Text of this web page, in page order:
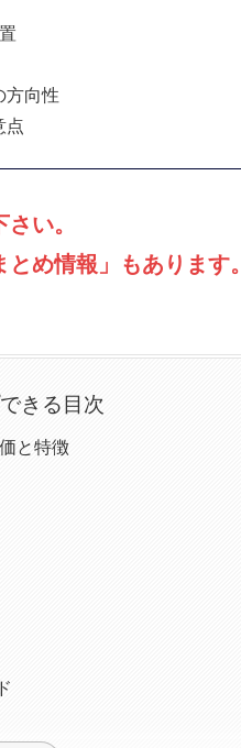
方向性
点
い。
め情報」もあります。
きる目次
と特徴